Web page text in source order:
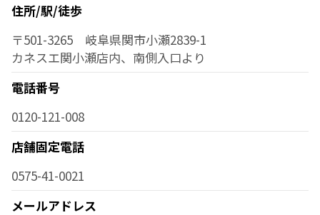
住所/駅/徒歩
〒501-3265 岐阜県関市小瀬2839-1
カネスエ関小瀬店内、南側入口より
電話番号
0120-121-008
店舗固定電話
0575-41-0021
メールアドレス